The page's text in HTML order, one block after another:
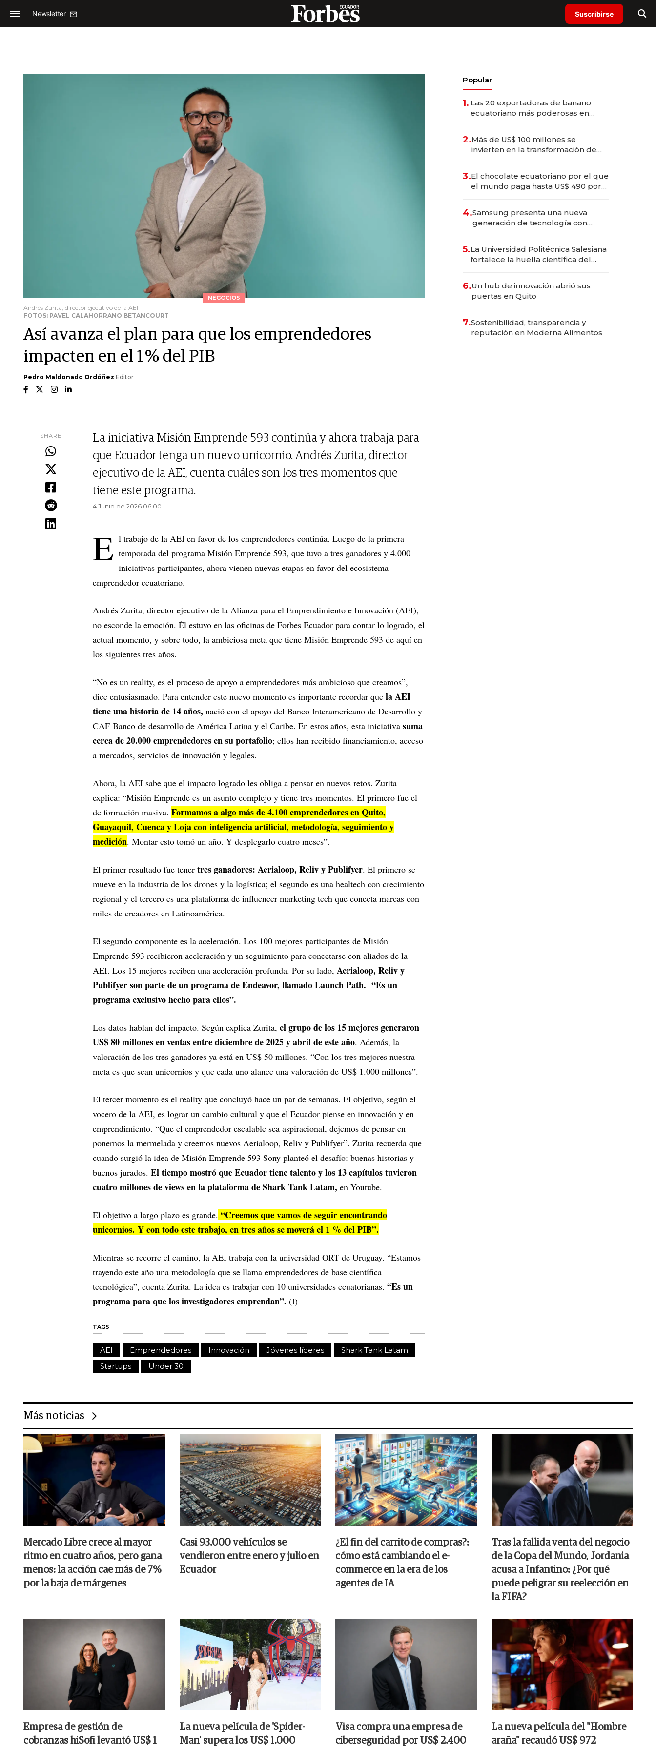
Newsletter Suscribirse
NEGOCIOS
Andrés Zurita, director ejecutivo de la AEI
FOTOS: PAVEL CALAHORRANO BETANCOURT
Así avanza el plan para que los emprendedores
impacten en el 1 % del PIB
Pedro Maldonado Ordóñez Editor
SHARE
La iniciativa Misión Emprende 593 continúa y ahora trabaja para
que Ecuador tenga un nuevo unicornio. Andrés Zurita, director
ejecutivo de la AEI, cuenta cuáles son los tres momentos que
tiene este programa.
4 Junio de 2026 06.00
E l trabajo de la AEI en favor de los emprendedores continúa. Luego de la primera
temporada del programa Misión Emprende 593, que tuvo a tres ganadores y 4.000
iniciativas participantes, ahora vienen nuevas etapas en favor del ecosistema
emprendedor ecuatoriano.
Andrés Zurita, director ejecutivo de la Alianza para el Emprendimiento e Innovación (AEI),
no esconde la emoción. Él estuvo en las oficinas de Forbes Ecuador para contar lo logrado, el
actual momento, y sobre todo, la ambiciosa meta que tiene Misión Emprende 593 de aquí en
los siguientes tres años.
“No es un reality, es el proceso de apoyo a emprendedores más ambicioso que creamos”,
dice entusiasmado. Para entender este nuevo momento es importante recordar que la AEI
tiene una historia de 14 años, nació con el apoyo del Banco Interamericano de Desarrollo y
CAF Banco de desarrollo de América Latina y el Caribe. En estos años, esta iniciativa suma
cerca de 20.000 emprendedores en su portafolio; ellos han recibido financiamiento, acceso
a mercados, servicios de innovación y legales.
Ahora, la AEI sabe que el impacto logrado les obliga a pensar en nuevos retos. Zurita
explica: “Misión Emprende es un asunto complejo y tiene tres momentos. El primero fue el
de formación masiva. Formamos a algo más de 4.100 emprendedores en Quito,
Guayaquil, Cuenca y Loja con inteligencia artificial, metodología, seguimiento y
medición. Montar esto tomó un año. Y desplegarlo cuatro meses”.
El primer resultado fue tener tres ganadores: Aerialoop, Reliv y Publifyer. El primero se
mueve en la industria de los drones y la logística; el segundo es una healtech con crecimiento
regional y el tercero es una plataforma de influencer marketing tech que conecta marcas con
miles de creadores en Latinoamérica.
El segundo componente es la aceleración. Los 100 mejores participantes de Misión
Emprende 593 recibieron aceleración y un seguimiento para conectarse con aliados de la
AEI. Los 15 mejores reciben una aceleración profunda. Por su lado, Aerialoop, Reliv y
Publifyer son parte de un programa de Endeavor, llamado Launch Path. “Es un
programa exclusivo hecho para ellos”.
Los datos hablan del impacto. Según explica Zurita, el grupo de los 15 mejores generaron
US$ 80 millones en ventas entre diciembre de 2025 y abril de este año. Además, la
valoración de los tres ganadores ya está en US$ 50 millones. “Con los tres mejores nuestra
meta es que sean unicornios y que cada uno alance una valoración de US$ 1.000 millones”.
El tercer momento es el reality que concluyó hace un par de semanas. El objetivo, según el
vocero de la AEI, es lograr un cambio cultural y que el Ecuador piense en innovación y en
emprendimiento. “Que el emprendedor escalable sea aspiracional, dejemos de pensar en
ponernos la mermelada y creemos nuevos Aerialoop, Reliv y Publifyer”. Zurita recuerda que
cuando surgió la idea de Misión Emprende 593 Sony planteó el desafío: buenas historias y
buenos jurados. El tiempo mostró que Ecuador tiene talento y los 13 capítulos tuvieron
cuatro millones de views en la plataforma de Shark Tank Latam, en Youtube.
El objetivo a largo plazo es grande. “Creemos que vamos de seguir encontrando
unicornios. Y con todo este trabajo, en tres años se moverá el 1 % del PIB”.
Mientras se recorre el camino, la AEI trabaja con la universidad ORT de Uruguay. “Estamos
trayendo este año una metodología que se llama emprendedores de base científica
tecnológica”, cuenta Zurita. La idea es trabajar con 10 universidades ecuatorianas. “Es un
programa para que los investigadores emprendan”. (I)
TAGS
AEI Emprendedores Innovación Jóvenes líderes
Shark Tank Latam
Startups
Under 30
Popular
1. Las 20 exportadoras de banano
ecuatoriano más poderosas en
2.Más de US$ 100 millones se
invierten en la transformación de
3.El chocolate ecuatoriano por el que
el mundo paga hasta US$ 490 por
4.Samsung presenta una nueva
generación de tecnología con
5.La Universidad Politécnica Salesiana
fortalece la huella científica del
6.Un hub de innovación abrió sus
puertas en Quito
7.Sostenibilidad, transparencia y
reputación en Moderna Alimentos
Más noticias
Mercado Libre crece al mayor
ritmo en cuatro años, pero gana
menos: la acción cae más de 7%
por la baja de márgenes
Casi 93.000 vehículos se
vendieron entre enero y julio en
Ecuador
¿El fin del carrito de compras?:
cómo está cambiando el e-
commerce en la era de los
agentes de IA
Tras la fallida venta del negocio
de la Copa del Mundo, Jordania
acusa a Infantino: ¿Por qué
puede peligrar su reelección en
la FIFA?
Empresa de gestión de
cobranzas hiSofi levantó US$ 1
La nueva película de 'Spider-
Man' supera los US$ 1.000
Visa compra una empresa de
ciberseguridad por US$ 2.400
La nueva película del "Hombre
araña" recaudó US$ 972